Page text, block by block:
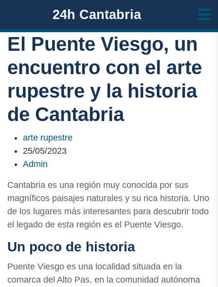
24h Cantabria
El Puente Viesgo, un
encuentro con el arte
rupestre y la historia
de Cantabria
arte rupestre
25/05/2023
Admin
Cantabria es una región muy conocida por sus
magníficos paisajes naturales y su rica historia. Uno
de los lugares más interesantes para descubrir todo
el legado de esta región es el Puente Viesgo.
Un poco de historia
Puente Viesgo es una localidad situada en la
comarca del Alto Pas, en la comunidad autónoma